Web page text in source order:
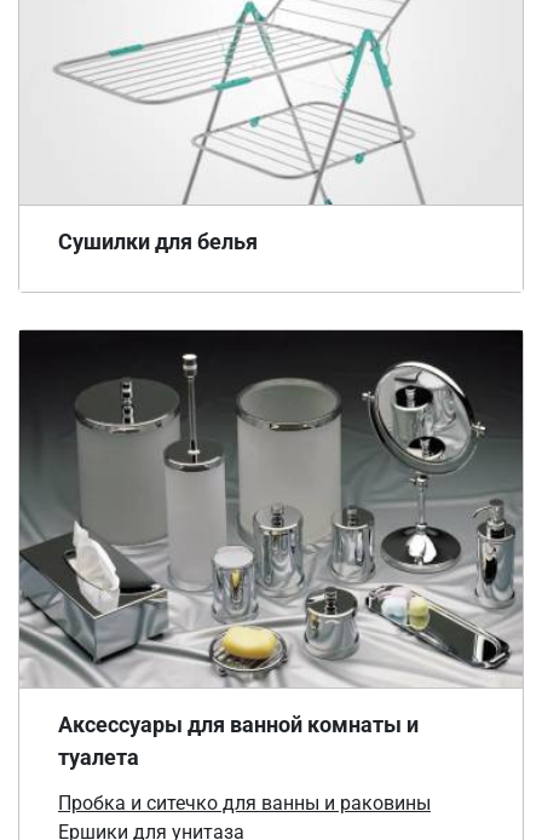
Сушилки для белья
Аксессуары для ванной комнаты и
туалета
Пробка и ситечко для ванны и раковины
Ершики для унитаза